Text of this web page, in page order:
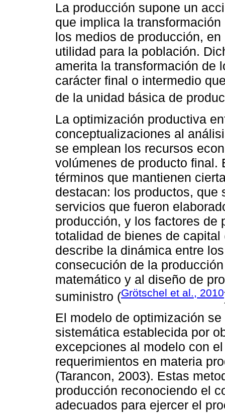
La producción supone un
que implica la
los medios de producción,
utilidad para la población.
amerita la transformación de
carácter final o intermedio
de la unidad básica de
La optimización productiva
conceptualizaciones al
se emplean los recursos
volúmenes de producto final.
términos que mantienen
destacan: los productos, que
servicios que fueron
producción, y los factores de
totalidad de bienes de
describe la dinámica entre
consecución de la
matemático y al diseño de
suministro (Grötschel et al., 2010
El modelo de optimización
sistemática establecida por
excepciones al modelo con
requerimientos en materia
(Tarancon, 2003). Estas
producción reconociendo el
adecuados para ejercer el